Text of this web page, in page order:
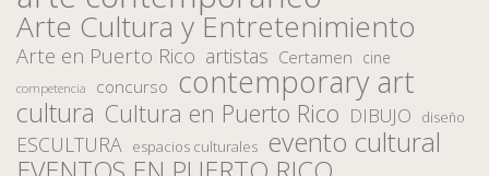
Arte Cultura y Entretenimiento
Arte en Puerto Rico artistas Certamen cine
competencia concurso contemporary art
cultura Cultura en Puerto Rico DIBUJO diseño
ESCULTURA espacios culturales evento cultural